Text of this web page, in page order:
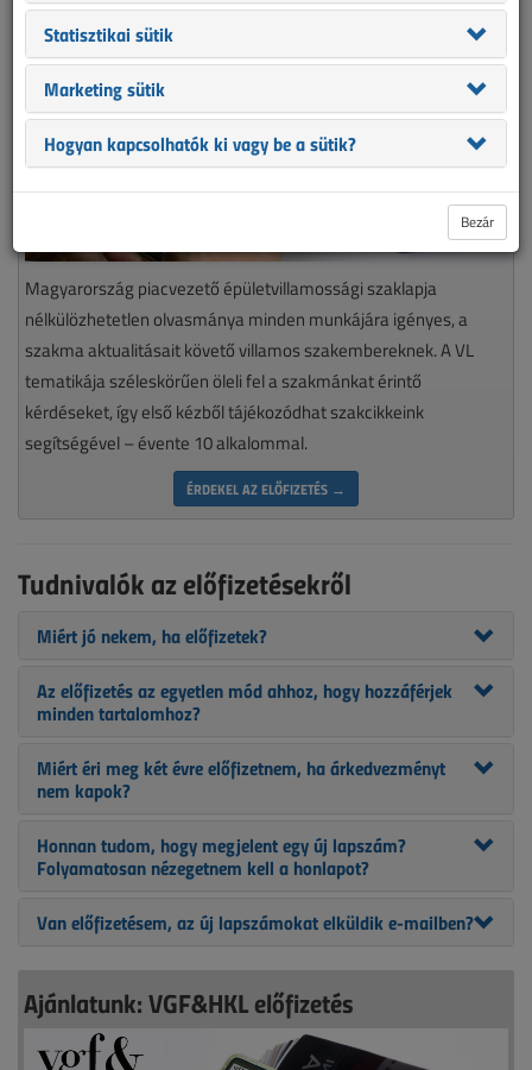
Magyarország piacvezető épületvillamossági szaklapja
nélkülözhetetlen olvasmánya minden munkájára igényes, a
szakma aktualitásait követő villamos szakembereknek. A VL
tematikája széleskörűen öleli fel a szakmánkat érintő
kérdéseket, így első kézből tájékozódhat szakcikkeink
segítségével – évente 10 alkalommal.
ÉRDEKEL AZ ELŐFIZETÉS →
Tudnivalók az előfizetésekről
Miért jó nekem, ha előfizetek?
Az előfizetés az egyetlen mód ahhoz, hogy hozzáférjek
minden tartalomhoz?
Miért éri meg két évre előfizetnem, ha árkedvezményt
nem kapok?
Honnan tudom, hogy megjelent egy új lapszám?
Folyamatosan nézegetnem kell a honlapot?
Van előfizetésem, az új lapszámokat elküldik e-mailben?
Ajánlatunk: VGF&HKL előfizetés
Statisztikai sütik
Marketing sütik
Hogyan kapcsolhatók ki vagy be a sütik?
Bezár